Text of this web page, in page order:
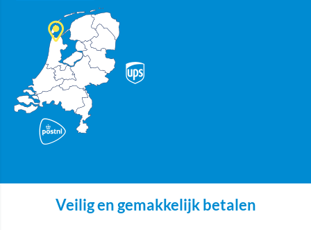
Veilig en gemakkelijk betalen